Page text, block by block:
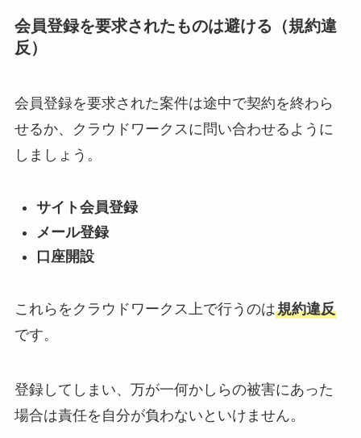
会員登録を要求されたものは避ける（規約違
反）
会員登録を要求された案件は途中で契約を終わら
せるか、クラウドワークスに問い合わせるように
しましょう。
サイト会員登録
メール登録
口座開設
これらをクラウドワークス上で行うのは規約違反
です。
登録してしまい、万が一何かしらの被害にあった
場合は責任を自分が負わないといけません。